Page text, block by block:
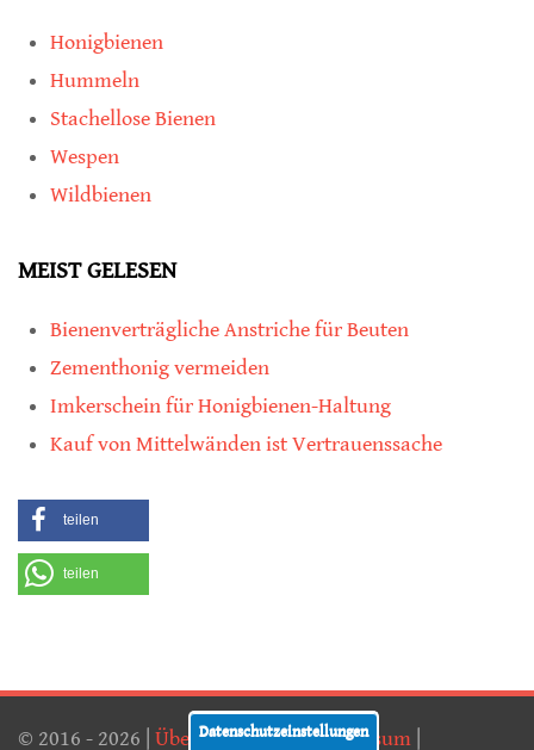
Honigbienen
Hummeln
Stachellose Bienen
Wespen
Wildbienen
MEIST GELESEN
Bienenverträgliche Anstriche für Beuten
Zementhonig vermeiden
Imkerschein für Honigbienen-Haltung
Kauf von Mittelwänden ist Vertrauenssache
teilen
teilen
© 2016 - 2026 | Über diese Seite|Impressum
Datenschutzeinstellungen